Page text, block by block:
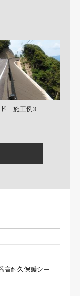
ド 施工例3
ド目地 施工例1
高耐久保護シー